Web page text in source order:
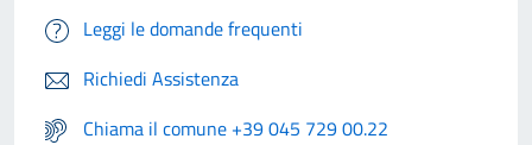
Leggi le domande frequenti
Richiedi Assistenza
Chiama il comune +39 045 729 00.22